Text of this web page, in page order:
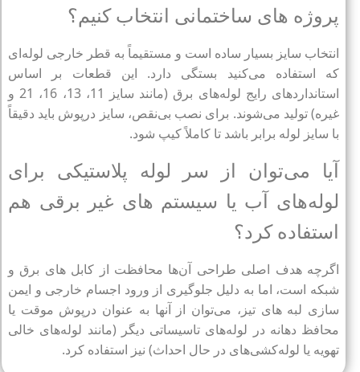
پروژه‌ های ساختمانی انتخاب کنیم؟
انتخاب سایز بسیار ساده است و مستقیماً به قطر خارجی لوله‌ای
که استفاده می‌کنید بستگی دارد. این قطعات بر اساس
استانداردهای رایج لوله‌های برق (مانند سایز 11، 13، 16، 21 و
غیره) تولید می‌شوند. برای نصب بی‌نقص، سایز درپوش باید دقیقاً
با سایز لوله برابر باشد تا کاملاً کیپ شود.
آیا می‌توان از سر لوله پلاستیکی برای
لوله‌های آب یا سیستم‌ های غیر برقی هم
استفاده کرد؟
اگرچه هدف اصلی طراحی آن‌ها محافظت از کابل‌ های برق و
شبکه است، اما به دلیل جلوگیری از ورود اجسام خارجی و ایمن‌
سازی لبه‌ های تیز، می‌توان از آنها به عنوان درپوش موقت یا
محافظ دهانه در لوله‌های تاسیساتی دیگر (مانند لوله‌های خالی
تهویه یا لوله‌کشی‌های در حال احداث) نیز استفاده کرد.